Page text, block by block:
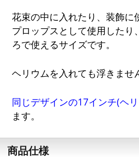
花束の中に入れたり、装飾に
プロップスとして使用したり
ろで使えるサイズです。
ヘリウムを入れても浮きませ
同じデザインの17インチ(ヘ
ます。
商品仕様